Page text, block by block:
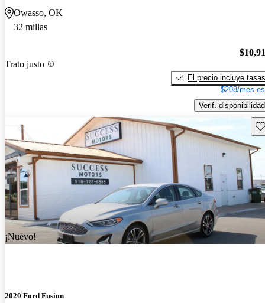
Owasso, OK
32 millas
Trato justo
El precio incluye tasas
$208/mes
Verif. disponibilidad
¡Nuevo!
2020 Ford Fusion